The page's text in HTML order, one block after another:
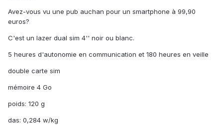
Avez-vous vu une pub auchan pour un smartphone à 99,90
euros?
C'est un lazer dual sim 4'' noir ou blanc.
5 heures d'autonomie en communication et 180 heures en veille
double carte sim
mémoire 4 Go
poids: 120 g
das: 0,284 w/kg